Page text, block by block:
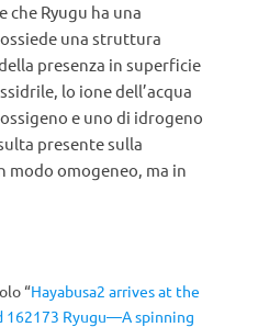
che Ryugu ha una
una struttura
presenza in superficie
lo ione dell’acqua
e uno di idrogeno
presente sulla
modo omogeneo, ma in
“Hayabusa2 arrives at the
162173 Ryugu—A spinning